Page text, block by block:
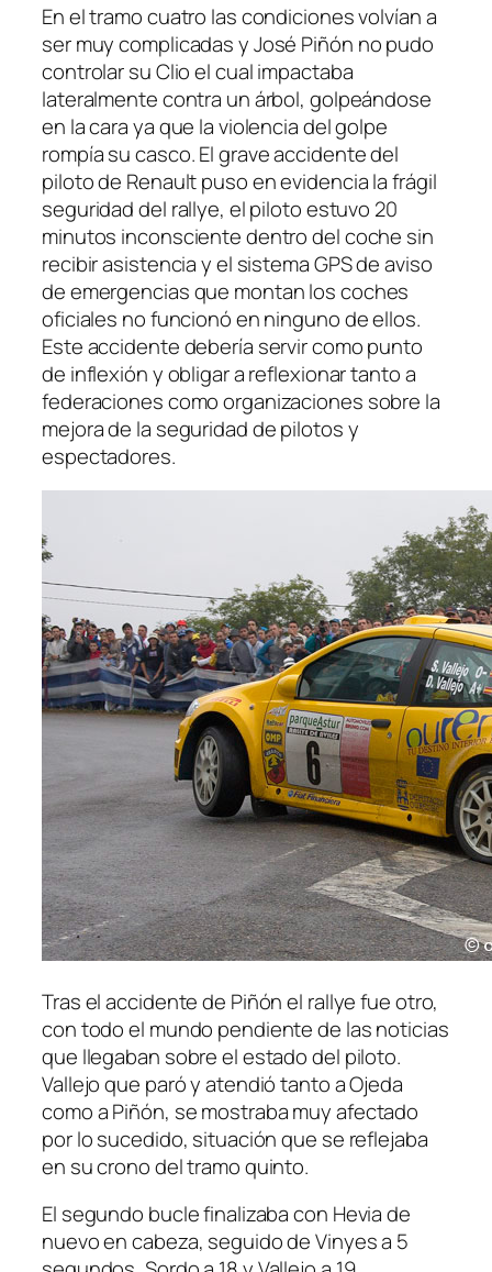
En el tramo cuatro las condiciones volvían a
ser muy complicadas y José Piñón no pudo
controlar su Clio el cual impactaba
lateralmente contra un árbol, golpeándose
en la cara ya que la violencia del golpe
rompía su casco. El grave accidente del
piloto de Renault puso en evidencia la frágil
seguridad del rallye, el piloto estuvo 20
minutos inconsciente dentro del coche sin
recibir asistencia y el sistema GPS de aviso
de emergencias que montan los coches
oficiales no funcionó en ninguno de ellos.
Este accidente debería servir como punto
de inflexión y obligar a reflexionar tanto a
federaciones como organizaciones sobre la
mejora de la seguridad de pilotos y
espectadores.
Tras el accidente de Piñón el rallye fue otro,
con todo el mundo pendiente de las noticias
que llegaban sobre el estado del piloto.
Vallejo que paró y atendió tanto a Ojeda
como a Piñón, se mostraba muy afectado
por lo sucedido, situación que se reflejaba
en su crono del tramo quinto.
El segundo bucle finalizaba con Hevia de
nuevo en cabeza, seguido de Vinyes a 5